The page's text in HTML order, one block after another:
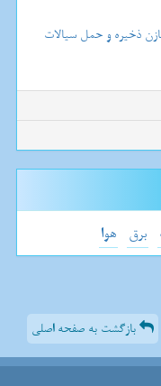
ذخیره و حمل سیالات
برق هوا
بازگشت به صفحه اصلی